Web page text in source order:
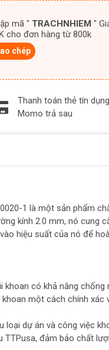
mã " TRACHNHIEM " Giảm giá
cho đơn hàng từ 800k
chép
Thanh toán thẻ tín
Momo trả sau
1 là một sản phẩm
kính 2.0 mm, nó cung
hiệu suất của nó để
có khả năng chống
một cách chính xác
dự án và công việc
đảm bảo chất